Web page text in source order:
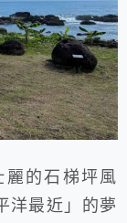
的石梯坪風
洋最近」的夢